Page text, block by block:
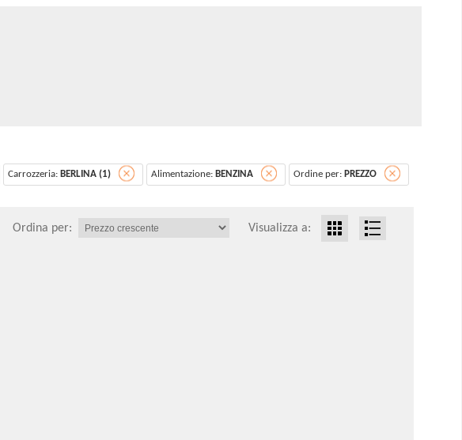
Carrozzeria: BERLINA (1) Alimentazione: BENZINA Ordine per: PREZZO
Ordina per: Visualizza a: